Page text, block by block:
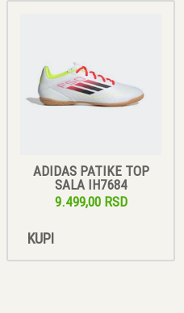
ADIDAS PATIKE TOP
SALA IH7684
9.499,00 RSD
KUPI